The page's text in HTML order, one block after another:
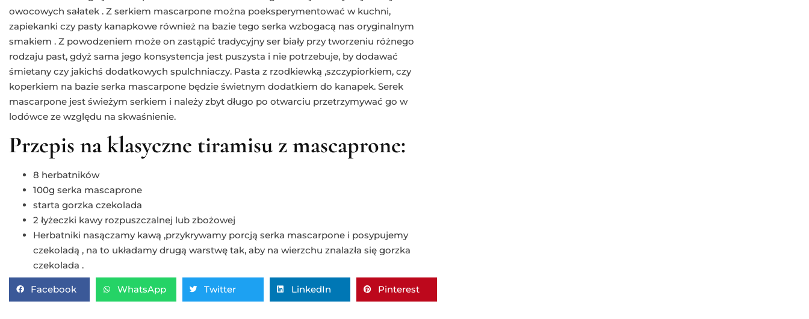
owocowych sałatek . Z serkiem mascarpone można poeksperymentować w kuchni,
zapiekanki czy pasty kanapkowe również na bazie tego serka wzbogacą nas oryginalnym
smakiem . Z powodzeniem może on zastąpić tradycyjny ser biały przy tworzeniu różnego
rodzaju past, gdyż sama jego konsystencja jest puszysta i nie potrzebuje, by dodawać
śmietany czy jakichś dodatkowych spulchniaczy. Pasta z rzodkiewką ,szczypiorkiem, czy
koperkiem na bazie serka mascarpone będzie świetnym dodatkiem do kanapek. Serek
mascarpone jest świeżym serkiem i należy zbyt długo po otwarciu przetrzymywać go w
lodówce ze względu na skwaśnienie.
Przepis na klasyczne tiramisu z mascaprone:
8 herbatników
100g serka mascaprone
starta gorzka czekolada
2 łyżeczki kawy rozpuszczalnej lub zbożowej
Herbatniki nasączamy kawą ,przykrywamy porcją serka mascarpone i posypujemy
czekoladą , na to układamy drugą warstwę tak, aby na wierzchu znalazła się gorzka
czekolada .
Facebook WhatsApp Twitter LinkedIn Pinterest